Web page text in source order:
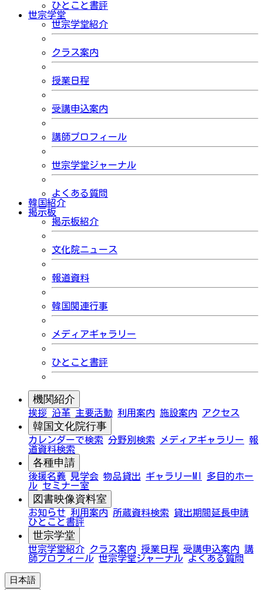
ひとこと書評
世宗学堂
世宗学堂紹介
クラス案内
授業日程
受講申込案内
講師プロフィール
世宗学堂ジャーナル
よくある質問
韓国紹介
掲示板
掲示板紹介
文化院ニュース
報道資料
韓国関連行事
メディアギャラリー
ひとこと書評
機関紹介
挨拶 沿革 主要活動 利用案内 施設案内 アクセス
韓国文化院行事
カレンダーで検索 分野別検索 メディアギャラリー 報
道資料検索
各種申請
後援名義 見学会 物品貸出 ギャラリーMI
多目的ホー
ル セミナー室
図書映像資料室
お知らせ 利用案内 所蔵資料検索
貸出期間延長申請
ひとこと書評
世宗学堂
世宗学堂紹介 クラス案内 授業日程 受講申込案内 講
師プロフィール 世宗学堂ジャーナル よくある質問
日本語